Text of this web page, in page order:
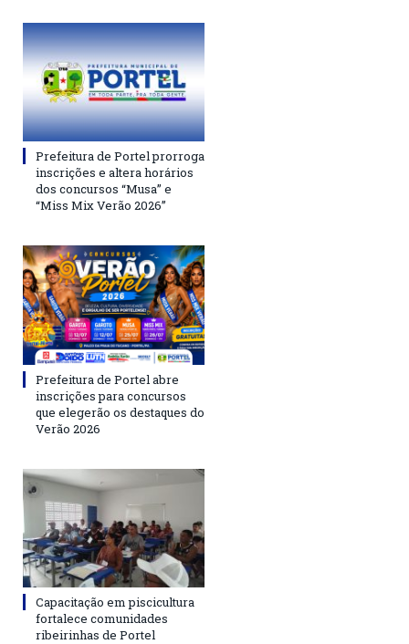
Prefeitura de Portel prorroga
inscrições e altera horários
dos concursos “Musa” e
“Miss Mix Verão 2026”
Prefeitura de Portel abre
inscrições para concursos
que elegerão os destaques do
Verão 2026
Capacitação em piscicultura
fortalece comunidades
ribeirinhas de Portel